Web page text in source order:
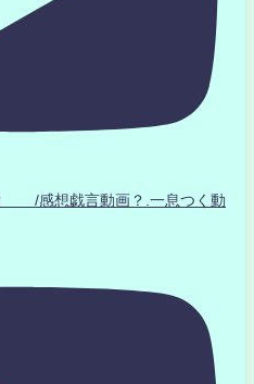
/感想戯言動画？.一息つく動